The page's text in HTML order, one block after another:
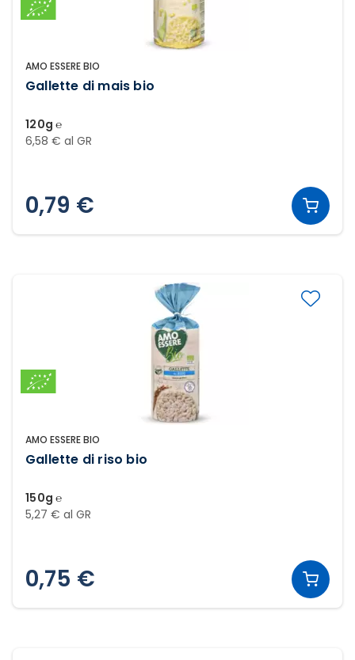
AMO ESSERE BIO
Gallette di mais bio
120g ℮
6,58 € al GR
0,79 €
AMO ESSERE BIO
Gallette di riso bio
150g ℮
5,27 € al GR
0,75 €